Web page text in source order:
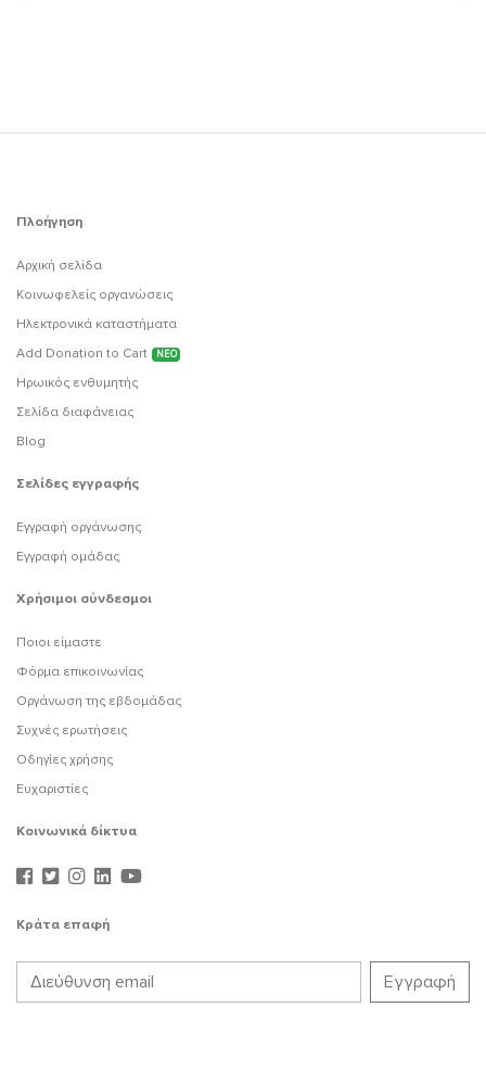
Πλοήγηση
Αρχική σελίδα
Κοινωφελείς οργανώσεις
Ηλεκτρονικά καταστήματα
Add Donation to Cart
ΝΕΟ
Ηρωικός ενθυμητής
Σελίδα διαφάνειας
Blog
Σελίδες εγγραφής
Εγγραφή οργάνωσης
Εγγραφή ομάδας
Χρήσιμοι σύνδεσμοι
Ποιοι είμαστε
Φόρμα επικοινωνίας
Οργάνωση της εβδομάδας
Συχνές ερωτήσεις
Οδηγίες χρήσης
Ευχαριστίες
Κοινωνικά δίκτυα
Κράτα επαφή